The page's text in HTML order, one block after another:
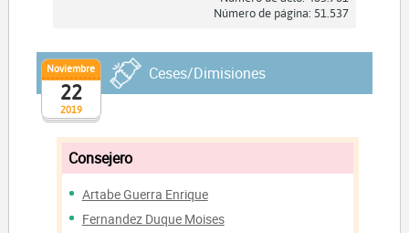
Número de página: 51.537
2019
Noviembre
22
Ceses/Dimisiones
Consejero
Artabe Guerra Enrique
Fernandez Duque Moises